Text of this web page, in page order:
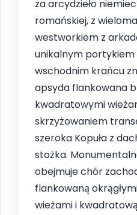
za arcydzieło
romańskiej, z
westworkiem z
unikalnym portykiem
wschodnim krańcu
apsyda flankowana
kwadratowymi
skrzyżowaniem
szeroka Kopuła z
stożka.
obejmuje chór
flankowaną
wieżami i